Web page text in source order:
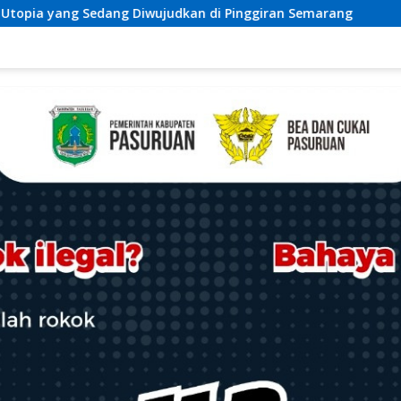
di Pinggiran Semarang Kontingen Pramuka Kota